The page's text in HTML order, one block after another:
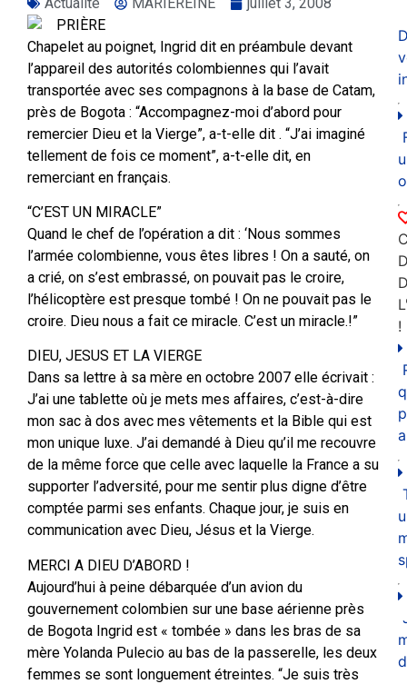
PRIÈRE
Chapelet au poignet, Ingrid dit en préambule devant
l’appareil des autorités colombiennes qui l’avait
transportée avec ses compagnons à la base de Catam,
près de Bogota : “Accompagnez-moi d’abord pour
remercier Dieu et la Vierge”, a-t-elle dit . “J’ai imaginé
tellement de fois ce moment”, a-t-elle dit, en
remerciant en français.
“C’EST UN MIRACLE”
Quand le chef de l’opération a dit : ‘Nous sommes
l’armée colombienne, vous êtes libres ! On a sauté, on
a crié, on s’est embrassé, on pouvait pas le croire,
l’hélicoptère est presque tombé ! On ne pouvait pas le
croire. Dieu nous a fait ce miracle. C’est un miracle.!”
DIEU, JESUS ET LA VIERGE
Dans sa lettre à sa mère en octobre 2007 elle écrivait :
J’ai une tablette où je mets mes affaires, c’est-à-dire
mon sac à dos avec mes vêtements et la Bible qui est
mon unique luxe. J’ai demandé à Dieu qu’il me recouvre
de la même force que celle avec laquelle la France a su
supporter l’adversité, pour me sentir plus digne d’être
comptée parmi ses enfants. Chaque jour, je suis en
communication avec Dieu, Jésus et la Vierge.
MERCI A DIEU D’ABORD !
Aujourd’hui à peine débarquée d’un avion du
gouvernement colombien sur une base aérienne près
de Bogota Ingrid est « tombée » dans les bras de sa
mère Yolanda Pulecio au bas de la passerelle, les deux
femmes se sont longuement étreintes. “Je suis très
!